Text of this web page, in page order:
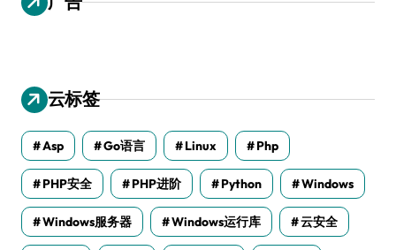
云标签
Asp Go语言 Linux Php
PHP安全 PHP进阶 Python Windows
Windows服务器 Windows运行库 云安全